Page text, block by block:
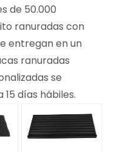
de 50.000
ranuradas con
entregan en un
ranuradas
se
15 días hábiles.